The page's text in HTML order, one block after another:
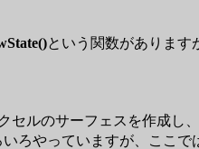
という関数があります
ルのサーフェスを作成し
ろやっていますが、ここ